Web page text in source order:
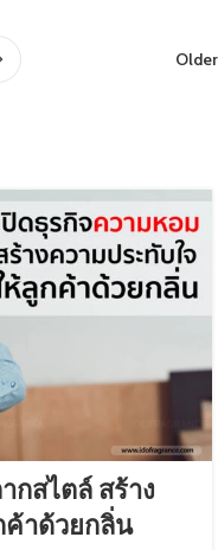
Older
กสไตล์ สร้าง
าด้วยกลิ่น